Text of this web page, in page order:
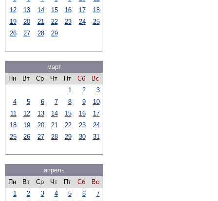
12
13 14 15 16 17
18
19
20 21 22 23 24
25
26
27 28 29
март
Пн
Вт Ср Чт Пт Сб
Вс
1
2
3
4
5 6 7 8 9
10
11
12 13 14 15 16
17
18
19 20 21 22 23
24
25
26 27 28 29 30 31
апрель
Пн
Вт Ср Чт Пт Сб
Вс
1
2 3 4 5 6
7